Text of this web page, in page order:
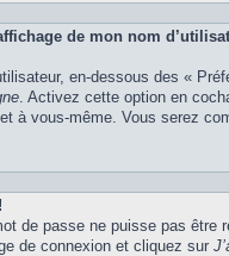
de mon nom
en-dessous des «
. Activez cette option en
à vous-même. Vous serez
de passe ne puisse pas être
de connexion et cliquez sur